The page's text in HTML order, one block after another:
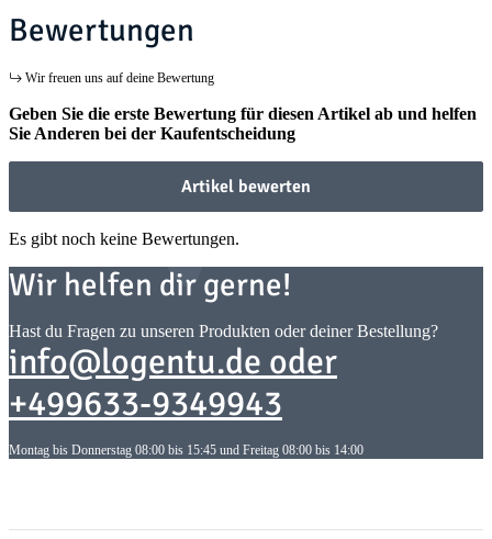
Bewertungen
Wir freuen uns auf deine Bewertung
Geben Sie die erste Bewertung für diesen Artikel ab und helfen
Sie Anderen bei der Kaufentscheidung
Artikel bewerten
Es gibt noch keine Bewertungen.
Wir helfen dir gerne!
Hast du Fragen zu unseren Produkten oder deiner Bestellung?
info@logentu.de oder
+499633-9349943
Montag bis Donnerstag 08:00 bis 15:45 und Freitag 08:00 bis 14:00